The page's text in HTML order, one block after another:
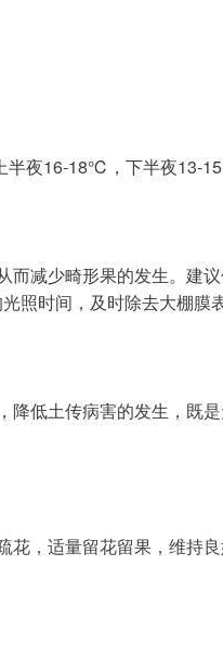
半夜16-18℃，下半夜13-
而减少畸形果的发生。建
时间，及时除去大棚膜
，适量留花留果，维持